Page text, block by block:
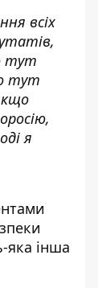
всіх
тут
тут
я
яка інша